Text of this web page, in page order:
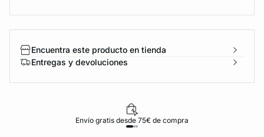
Encuentra este producto en tienda
Entregas y devoluciones
Envío gratis desde 75€ de compra